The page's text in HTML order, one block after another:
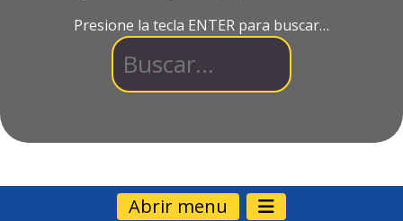
Presione la tecla ENTER para buscar…
Abrir menu